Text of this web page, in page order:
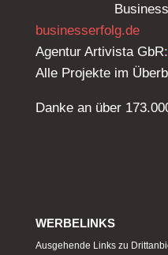
businesserfolg.de
Agentur Artivista GbR:
Alle Projekte im
Danke an über
WERBELINKS
Ausgehende Links zu